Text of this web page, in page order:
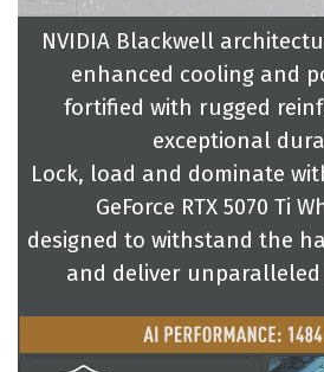
NVIDIA Blackwell
enhanced cooling and
fortified with rugged
exceptional
Lock, load and dominate
GeForce RTX 5070 Ti
designed to withstand the
and deliver